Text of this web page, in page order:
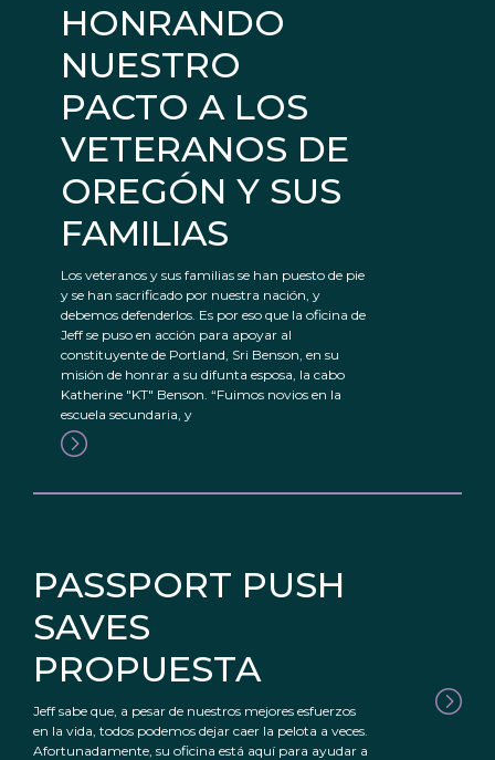
HONRANDO
NUESTRO
PACTO A LOS
VETERANOS DE
OREGÓN Y SUS
FAMILIAS
Los veteranos y sus familias se han puesto de pie
y se han sacrificado por nuestra nación, y
debemos defenderlos. Es por eso que la oficina de
Jeff se puso en acción para apoyar al
constituyente de Portland, Sri Benson, en su
misión de honrar a su difunta esposa, la cabo
Katherine "KT" Benson. “Fuimos novios en la
escuela secundaria, y
PASSPORT PUSH
SAVES
PROPUESTA
Jeff sabe que, a pesar de nuestros mejores esfuerzos
en la vida, todos podemos dejar caer la pelota a veces.
Afortunadamente, su oficina está aquí para ayudar a